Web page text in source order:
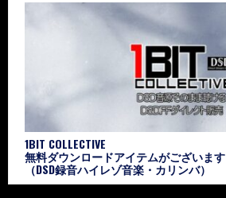
1BIT COLLECTIVE
無料ダウンロードアイテムがございます
（DSD録音ハイレゾ音楽・カリンバ）